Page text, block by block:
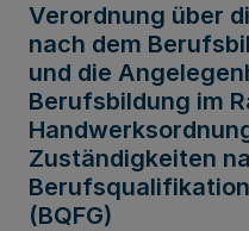
Verordnung über
nach dem
und die
Berufsbildung im
Zuständigkeiten
(BQFG)